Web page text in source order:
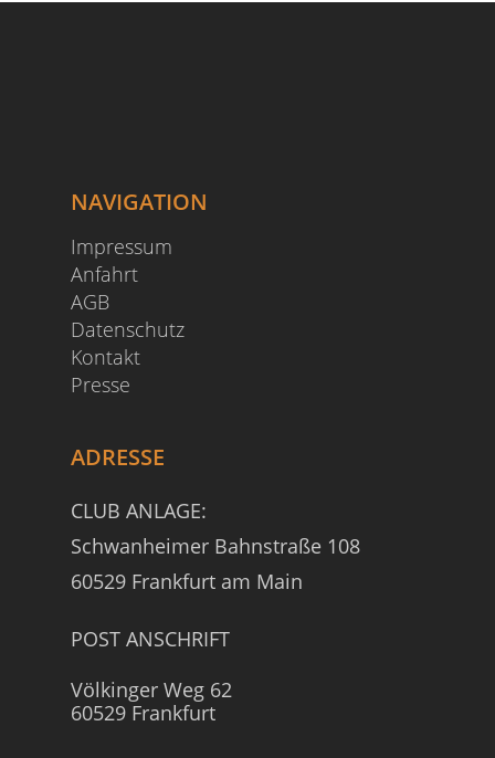
NAVIGATION
Impressum
Anfahrt
AGB
Datenschutz
Kontakt
Presse
ADRESSE
CLUB ANLAGE:
Schwanheimer Bahnstraße 108
60529 Frankfurt am Main
POST ANSCHRIFT
Völkinger Weg 62
60529 Frankfurt